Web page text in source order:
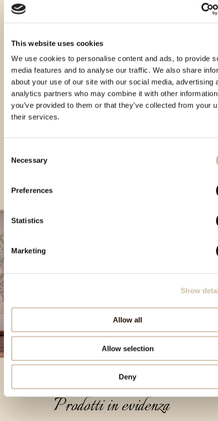
This website uses cookies
We use cookies to personalise content and ads, to provide
media features and to analyse our traffic. We also share
about your use of our site with our social media, advertising
analytics partners who may combine it with other
you’ve provided to them or that they’ve collected from your
their services.
Selection
Necessary
Preferences
Statistics
Marketing
Show
Allow all
Allow selection
Deny
CROspirit 2024 - gold
Prodotti in evidenza